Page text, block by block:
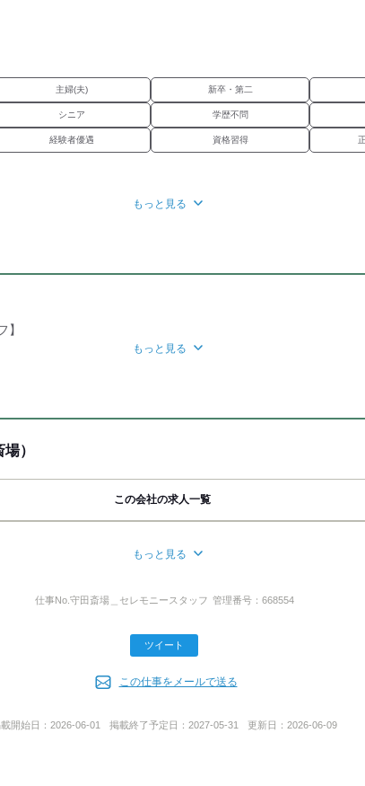
円
まで）
主婦(夫) 新卒・第二
シニア 学歴不問
経験者優遇 資格習得
もっと見る
分)ほか
もっと見る
）
この会社の求人一覧
もっと見る
仕事No. 守田斎場＿セレモニースタッフ 管理番号： 668554
ツイート
この仕事をメールで送る
開始日： 2026-06-01 掲載終了予定日： 2027-05-31 更新日： 2026-06-09